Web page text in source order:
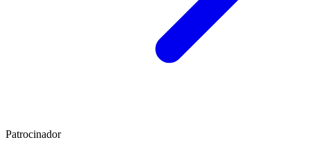
Patrocinador